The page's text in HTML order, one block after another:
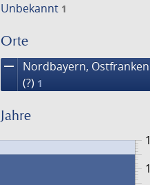
Unbekannt 1
Orte
remove
Nordbayern, Ostfranken
(?) 1
Jahre
1
1